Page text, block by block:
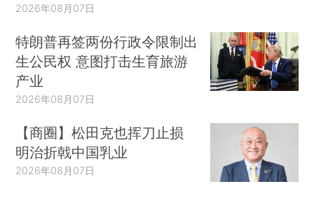
2026年08月07日
特朗普再签两份行政令限制出
生公民权 意图打击生育旅游
产业
2026年08月07日
【商圈】松田克也挥刀止损
明治折戟中国乳业
2026年08月07日